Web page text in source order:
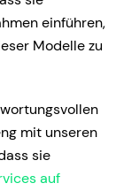
einführen,
Modelle zu
mit unseren
sie
auf